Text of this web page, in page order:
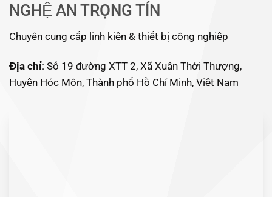
NGHỆ AN TRỌNG TÍN
Chuyên cung cấp linh kiện & thiết bị công nghiệp
Địa chỉ: Số 19 đường XTT 2, Xã Xuân Thới Thượng,
Huyện Hóc Môn, Thành phố Hồ Chí Minh, Việt Nam